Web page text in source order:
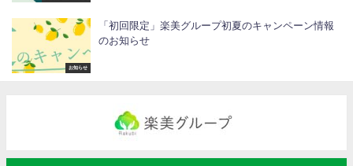
お知らせ
「初回限定」楽美グループ初夏のキャンペーン情報
のお知らせ